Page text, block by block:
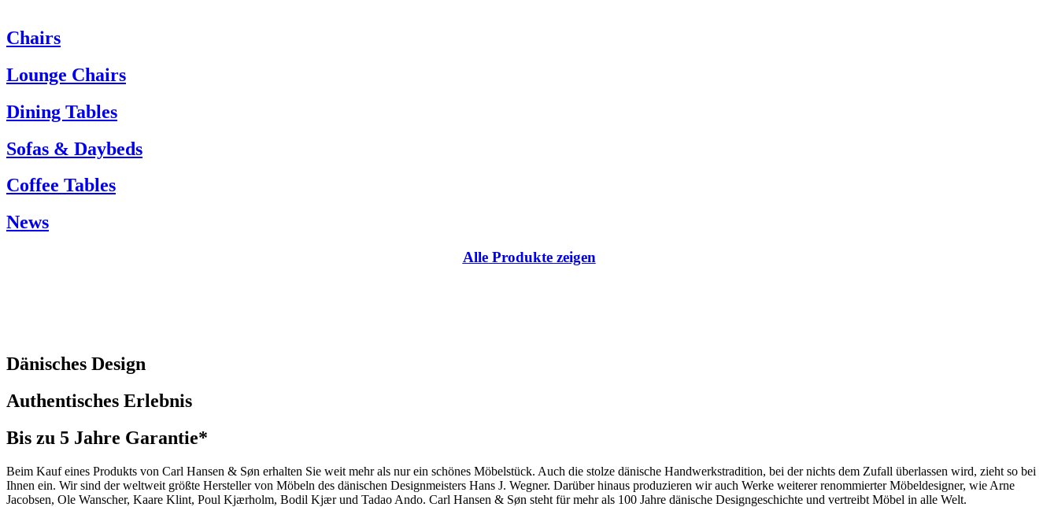
Wenn Sie Hilfe benötigen, wenden Sie sich bitte an den Kundenservice:
Tel.: +45 66 12 14 04
info@carlhansen.dk
Chairs
Lounge Chairs
Dining Tables
Sofas & Daybeds
Coffee Tables
News
Alle Produkte zeigen
Dänisches Design
Authentisches Erlebnis
Bis zu 5 Jahre Garantie*
Beim Kauf eines Produkts von Carl Hansen & Søn erhalten Sie weit mehr als nur ein schönes Möbelstück. Auch die stolze dänische Handwerkstradition, bei der nichts dem Zufall überlassen wird, zieht so bei
Ihnen ein. Wir sind der weltweit größte Hersteller von Möbeln des dänischen Designmeisters Hans J. Wegner. Darüber hinaus produzieren wir auch Werke weiterer renommierter Möbeldesigner, wie Arne
Jacobsen, Ole Wanscher, Kaare Klint, Poul Kjærholm, Bodil Kjær und Tadao Ando. Carl Hansen & Søn steht für mehr als 100 Jahre dänische Designgeschichte und vertreibt Möbel in alle Welt.